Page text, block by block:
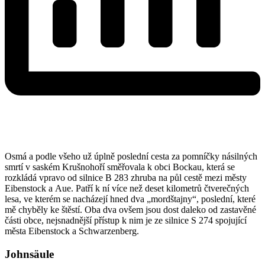
Osmá a podle všeho už úplně poslední cesta za pomníčky násilných
smrtí v saském Krušnohoří směřovala k obci Bockau, která se
rozkládá vpravo od silnice B 283 zhruba na půl cestě mezi městy
Eibenstock a Aue. Patří k ní více než deset kilometrů čtverečných
lesa, ve kterém se nacházejí hned dva „mordštajny“, poslední, které
mě chyběly ke štěstí. Oba dva ovšem jsou dost daleko od zastavěné
části obce, nejsnadnější přístup k nim je ze silnice S 274 spojující
města Eibenstock a Schwarzenberg.
Johnsäule